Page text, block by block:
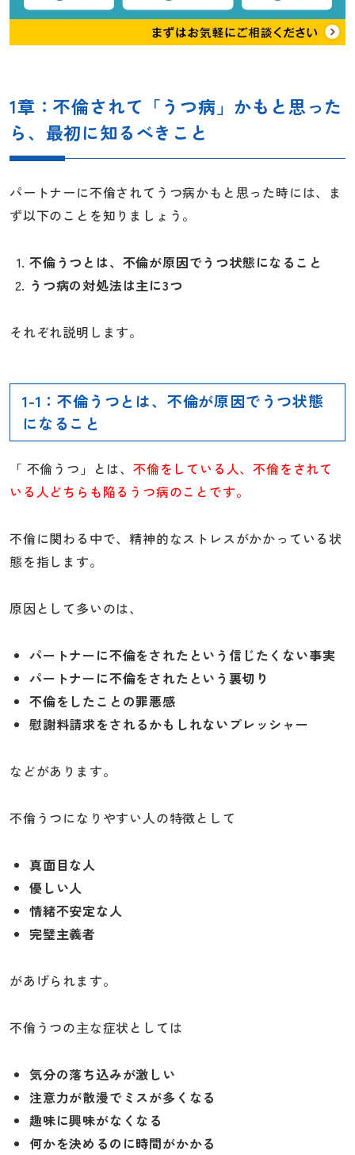
1章：不倫されて「うつ病」かもと思った
ら、最初に知るべきこと
パートナーに不倫されてうつ病かもと思った時には、ま
ず以下のことを知りましょう。
不倫うつとは、不倫が原因でうつ状態になること
うつ病の対処法は主に3つ
それぞれ説明します。
1-1：不倫うつとは、不倫が原因でうつ状態
になること
「 不倫うつ」とは、 不倫をしている人、不倫をされて
いる人どちらも陥るうつ病のことです。
不倫に関わる中で、精神的なストレスがかかっている状
態を指します。
原因として多いのは、
パートナーに不倫をされたという信じたくない事実
パートナーに不倫をされたという裏切り
不倫をしたことの罪悪感
慰謝料請求をされるかもしれないプレッシャー
などがあります。
不倫うつになりやすい人の特徴として
真面目な人
優しい人
情緒不安定な人
完璧主義者
があげられます。
不倫うつの主な症状としては
気分の落ち込みが激しい
注意力が散漫でミスが多くなる
趣味に興味がなくなる
何かを決めるのに時間がかかる